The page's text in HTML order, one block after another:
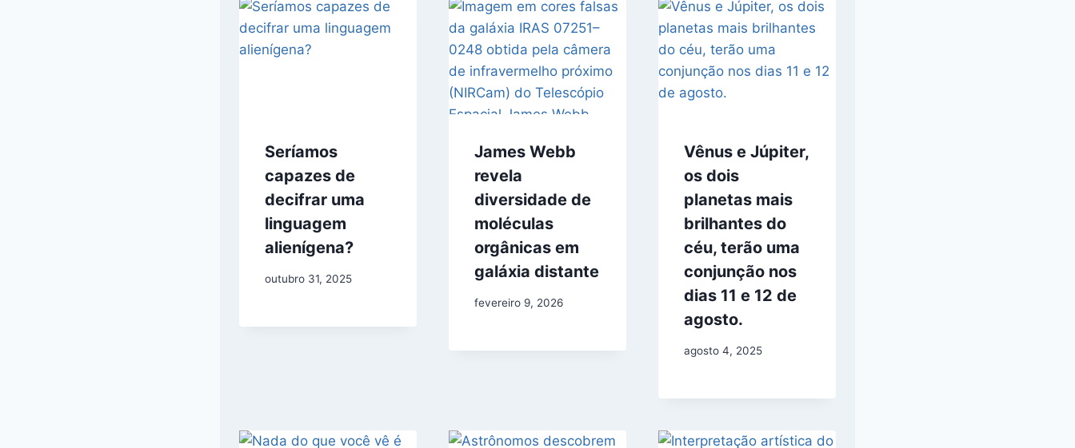
Seríamos
capazes de
decifrar uma
linguagem
alienígena?
outubro 31, 2025
James Webb
revela
diversidade de
moléculas
orgânicas em
galáxia distante
fevereiro 9, 2026
Vênus e Júpiter,
os dois
planetas mais
brilhantes do
céu, terão uma
conjunção nos
dias 11 e 12 de
agosto.
agosto 4, 2025